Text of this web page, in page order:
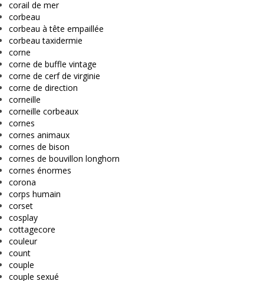
corail de mer
corbeau
corbeau à tête empaillée
corbeau taxidermie
corne
corne de buffle vintage
corne de cerf de virginie
corne de direction
corneille
corneille corbeaux
cornes
cornes animaux
cornes de bison
cornes de bouvillon longhorn
cornes énormes
corona
corps humain
corset
cosplay
cottagecore
couleur
count
couple
couple sexué